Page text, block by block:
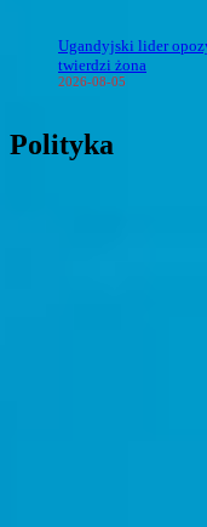
Ugandyjski lider
twierdzi żona
2026-08-05
Polityka